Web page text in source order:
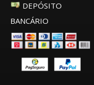
DEPÓSITO
BANCÁRIO